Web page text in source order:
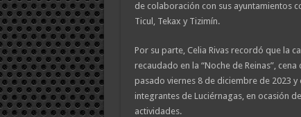
de colaboración con sus ayuntamientos
Ticul, Tekax y Tizimín.
Por su parte, Celia Rivas recordó que la
recaudado en la “Noche de Reinas”,
pasado viernes 8 de diciembre de 2023
integrantes de Luciérnagas, en ocasión
actividades.